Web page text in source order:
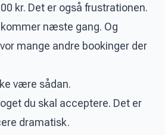
kr. Det er også frustrationen.
næste gang. Og
mange andre bookinger der
være sådan.
du skal acceptere. Det er
dramatisk.